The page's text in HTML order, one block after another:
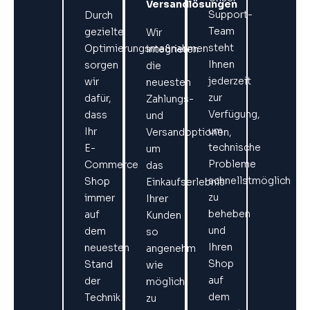
Durch
gezielte
Optimierungsmaßnahmen
sorgen
wir
dafür,
dass
Ihr
E-
Commerce
Shop
immer
auf
dem
neuesten
Stand
der
Technik
Versandlösungen
Wir
integrieren
die
neuesten
Zahlungs-
und
Versandoptionen,
um
das
Einkaufserlebnis
Ihrer
Kunden
so
angenehm
wie
möglich
zu
Support-
Team
steht
Ihnen
jederzeit
zur
Verfügung,
um
technische
Probleme
schnellstmöglich
zu
beheben
und
Ihren
Shop
auf
dem